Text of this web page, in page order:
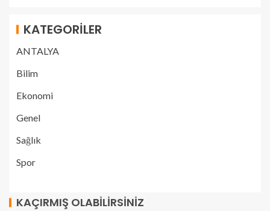
KATEGORILER
ANTALYA
Bilim
Ekonomi
Genel
Sağlık
Spor
KAÇIRMIŞ OLABILIRSINIZ